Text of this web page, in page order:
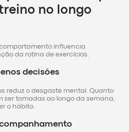
no longo
influencia
da rotina de exercícios.
decisões
reduz o desgaste mental. Quanto
ser tomadas ao longo da semana,
o hábito.